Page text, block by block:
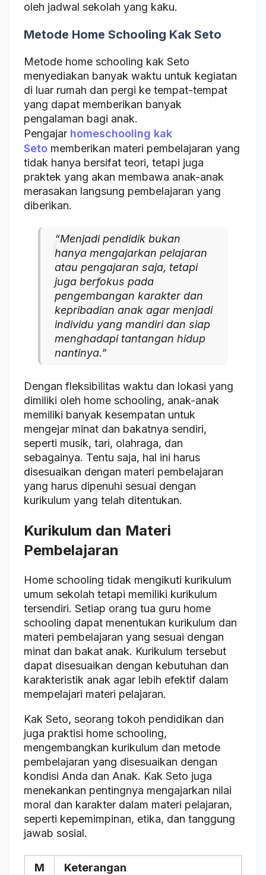
oleh jadwal sekolah yang kaku.
Metode Home Schooling Kak Seto
Metode home schooling kak Seto
menyediakan banyak waktu untuk kegiatan
di luar rumah dan pergi ke tempat-tempat
yang dapat memberikan banyak
pengalaman bagi anak.
Pengajar homeschooling kak
Seto memberikan materi pembelajaran yang
tidak hanya bersifat teori, tetapi juga
praktek yang akan membawa anak-anak
merasakan langsung pembelajaran yang
diberikan.
“Menjadi pendidik bukan
hanya mengajarkan pelajaran
atau pengajaran saja, tetapi
juga berfokus pada
pengembangan karakter dan
kepribadian anak agar menjadi
individu yang mandiri dan siap
menghadapi tantangan hidup
nantinya.”
Dengan fleksibilitas waktu dan lokasi yang
dimiliki oleh home schooling, anak-anak
memiliki banyak kesempatan untuk
mengejar minat dan bakatnya sendiri,
seperti musik, tari, olahraga, dan
sebagainya. Tentu saja, hal ini harus
disesuaikan dengan materi pembelajaran
yang harus dipenuhi sesuai dengan
kurikulum yang telah ditentukan.
Kurikulum dan Materi
Pembelajaran
Home schooling tidak mengikuti kurikulum
umum sekolah tetapi memiliki kurikulum
tersendiri. Setiap orang tua guru home
schooling dapat menentukan kurikulum dan
materi pembelajaran yang sesuai dengan
minat dan bakat anak. Kurikulum tersebut
dapat disesuaikan dengan kebutuhan dan
karakteristik anak agar lebih efektif dalam
mempelajari materi pelajaran.
Kak Seto, seorang tokoh pendidikan dan
juga praktisi home schooling,
mengembangkan kurikulum dan metode
pembelajaran yang disesuaikan dengan
kondisi Anda dan Anak. Kak Seto juga
menekankan pentingnya mengajarkan nilai
moral dan karakter dalam materi pelajaran,
seperti kepemimpinan, etika, dan tanggung
jawab sosial.
M
Keterangan